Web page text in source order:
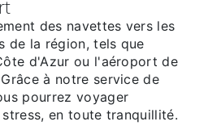
des navettes vers les
de la région, tels que
d'Azur ou l'aéroport de
à notre service de
pourrez voyager
en toute tranquillité.